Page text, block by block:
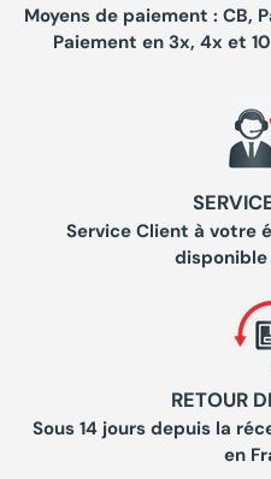
Moyens de paiement : CB,
Paiement en 3x, 4x et
Service Client à votre
RETOUR
Sous 14 jours depuis la
en